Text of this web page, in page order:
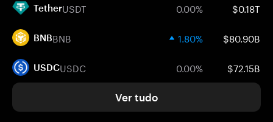
TetherUSDT 0.00% $0.18T
BNBBNB 1.80% $80.90B
USDCUSDC 0.00% $72.15B
Ver tudo